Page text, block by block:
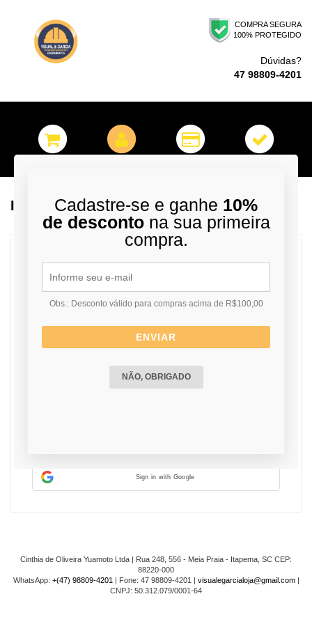
COMPRA SEGURA
100% PROTEGIDO
Dúvidas?
47 98809-4201
Identificação
INFORME ABAIXO SEU E-MAIL OU CPF/CNPJ
PARA ENTRAR OU CADASTRAR-SE
CONTINUAR
Sign in with Google
Cinthia de Oliveira Yuamoto Ltda | Rua 248, 556 - Meia Praia - Itapema, SC CEP:
88220-000
WhatsApp: +(47) 98809-4201 | Fone: 47 98809-4201 | visualegarcialoja@gmail.com|
CNPJ: 50.312.079/0001-64
Cadastre-se e ganhe 10%
de descontona sua primeira
compra.
Obs.: Desconto válido para compras acima de R$100,00
ENVIAR
NÃO, OBRIGADO